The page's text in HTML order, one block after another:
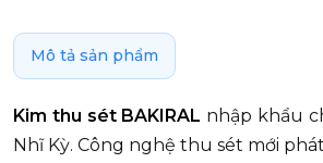
Mô tả sản phẩm
Kim thu sét BAKIRAL nhập khẩu
Nhĩ Kỳ. Công nghệ thu sét mới